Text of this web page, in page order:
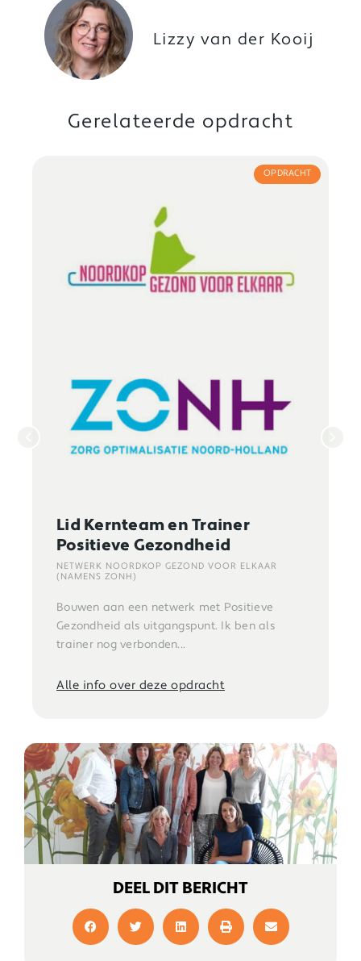
Lizzy van der Kooij
Gerelateerde opdracht
OPDRACHT
Lid Kernteam en Trainer
Positieve Gezondheid
NETWERK NOORDKOP GEZOND VOOR ELKAAR
(NAMENS ZONH)
Bouwen aan een netwerk met Positieve
Gezondheid als uitgangspunt. Ik ben als
trainer nog verbonden...
Alle info over deze opdracht
DEEL DIT BERICHT